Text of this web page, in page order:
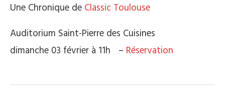
Une Chronique de Classic Toulouse
Auditorium Saint-Pierre des Cuisines
dimanche 03 février à 11h – Réservation